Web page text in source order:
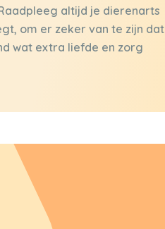
altijd je dierenarts
om er zeker van te zijn dat
wat extra liefde en zorg